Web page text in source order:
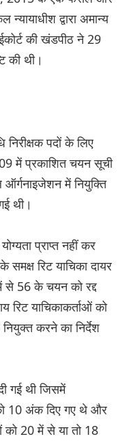
द्वारा अमान्य
की खंडपीठ ने 29
की थी।
पदों के लिए
में प्रकाशित चयन सूची
में नियुक्ति
थी।
प्राप्त नहीं कर
रिट याचिका दायर
से 56 के चयन को रद्द
याचिकाकर्ताओं को
करने का निर्देश
गई थी जिसमें
को 10 अंक दिए गए थे और
को 20 में से या तो 18